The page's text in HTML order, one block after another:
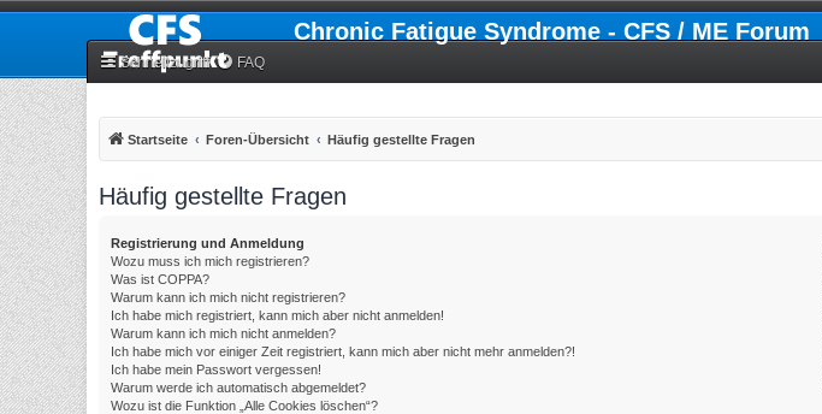
Chronic Fatigue Syndrome - CFS / ME Forum
Schnellzugriff FAQ
Startseite Foren-Übersicht Häufig gestellte Fragen
Häufig gestellte Fragen
Registrierung und Anmeldung
Wozu muss ich mich registrieren?
Was ist COPPA?
Warum kann ich mich nicht registrieren?
Ich habe mich registriert, kann mich aber nicht anmelden!
Warum kann ich mich nicht anmelden?
Ich habe mich vor einiger Zeit registriert, kann mich aber nicht mehr anmelden?!
Ich habe mein Passwort vergessen!
Warum werde ich automatisch abgemeldet?
Wozu ist die Funktion „Alle Cookies löschen“?